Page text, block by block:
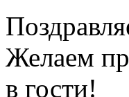
Желаем
в гости!